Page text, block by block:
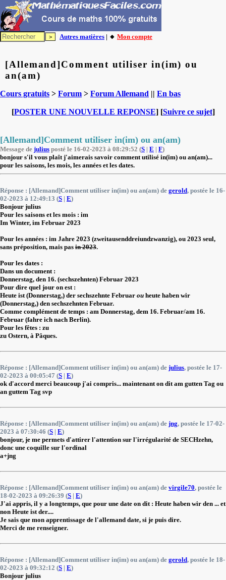
Autres matières | 🔸 Mon compte
[Allemand]Comment utiliser in(im) ou
an(am)
Cours gratuits > Forum > Forum Allemand || En bas
[POSTER UNE NOUVELLE REPONSE] [Suivre ce sujet]
[Allemand]Comment utiliser in(im) ou an(am)
Message de julius posté le 16-02-2023 à 08:29:52 (S | E | F)
bonjour s'il vous plaît j'aimerais savoir comment utilisé in(im) ou an(am)...
pour les saisons, les mois, les années et les dates.
Réponse : [Allemand]Comment utiliser in(im) ou an(am) de gerold, postée le 16-
02-2023 à 12:49:13 (S | E)
Bonjour julius
Pour les saisons et les mois : im
Im Winter, im Februar 2023
Pour les années : im Jahre 2023 (zweitausenddreiundzwanzig), ou 2023 seul,
sans préposition, mais pas in 2023.
Pour les dates :
Dans un document :
Donnerstag, den 16. (sechszehnten) Februar 2023
Pour dire quel jour on est :
Heute ist (Donnerstag,) der sechszehnte Februar ou heute haben wir
(Donnerstag,) den sechszehnten Februar.
Comme complément de temps : am Donnerstag, dem 16. Februar/am 16.
Februar (fahre ich nach Berlin).
Pour les fêtes : zu
zu Ostern, à Pâques.
Réponse : [Allemand]Comment utiliser in(im) ou an(am) de julius, postée le 17-
02-2023 à 00:05:47 (S | E)
ok d'accord merci beaucoup j'ai compris... maintenant on dit am gutten Tag ou
an guttem Tag svp
Réponse : [Allemand]Comment utiliser in(im) ou an(am) de jng, postée le 17-02-
2023 à 07:30:46 (S | E)
bonjour, je me permets d'attirer l'attention sur l'irrégularité de SECHzehn,
donc une coquille sur l'ordinal
a+jng
Réponse : [Allemand]Comment utiliser in(im) ou an(am) de virgile70, postée le
18-02-2023 à 09:26:39 (S | E)
J'ai appris, il y a longtemps, que pour une date on dit : Heute haben wir den ... et
non Heute ist der....
Je sais que mon apprentissage de l'allemand date, si je puis dire.
Merci de me renseigner.
Réponse : [Allemand]Comment utiliser in(im) ou an(am) de gerold, postée le 18-
02-2023 à 09:32:12 (S | E)
Bonjour julius